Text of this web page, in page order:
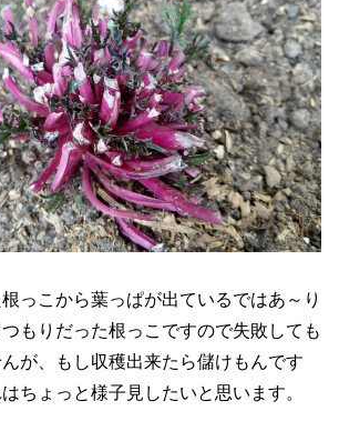
っこから葉っぱが出ているではあ～り
もりだった根っこですので失敗しても
が、もし収穫出来たら儲けもんです
ちょっと様子見したいと思います。